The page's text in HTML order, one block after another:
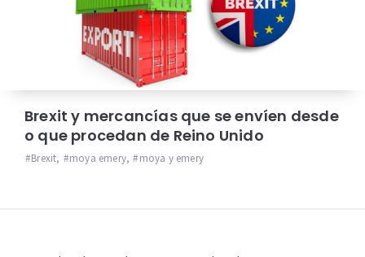
Brexit y mercancías que se envíen desde
o que procedan de Reino Unido
Brexit, moya emery, moya y emery